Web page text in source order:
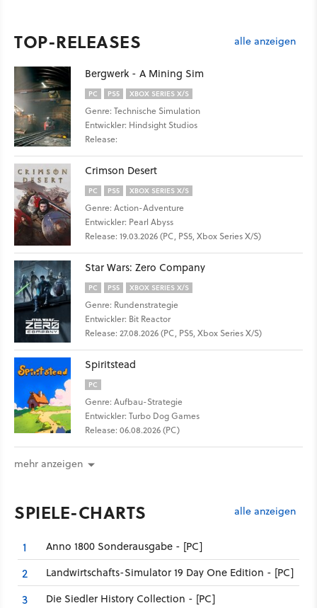
TOP-RELEASES alle anzeigen
Bergwerk - A Mining Sim
PC PS5 XBOX SERIES X/S
Genre: Technische Simulation
Entwickler: Hindsight Studios
Release:
Crimson Desert
PC PS5 XBOX SERIES X/S
Genre: Action-Adventure
Entwickler: Pearl Abyss
Release: 19.03.2026 (PC, PS5, Xbox Series X/S)
Star Wars: Zero Company
PC PS5 XBOX SERIES X/S
Genre: Rundenstrategie
Entwickler: Bit Reactor
Release: 27.08.2026 (PC, PS5, Xbox Series X/S)
Spiritstead
PC
Genre: Aufbau-Strategie
Entwickler: Turbo Dog Games
Release: 06.08.2026 (PC)
mehr anzeigen
SPIELE-CHARTS alle anzeigen
1 Anno 1800 Sonderausgabe - [PC]
2 Landwirtschafts-Simulator 19 Day One Edition - [PC]
3 Die Siedler History Collection - [PC]